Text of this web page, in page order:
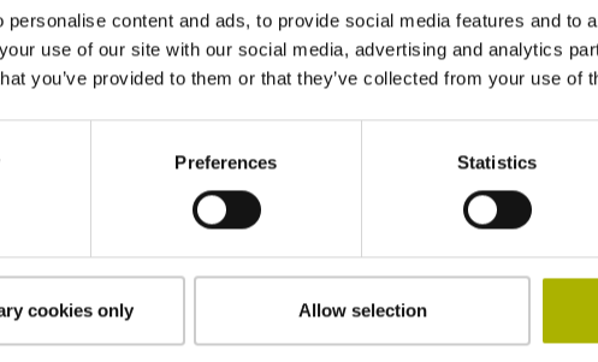
personalise content and ads, to provide social media features and to
use of our site with our social media, advertising and analytics
you’ve provided to them or that they’ve collected from your use of
Preferences Statistics
cookies only Allow selection
IP00 (EN60529)
0/+50 °C
2000 1/min
Stiftleiste, gerade, 2-reihig, 12- und 4-
kodiert)